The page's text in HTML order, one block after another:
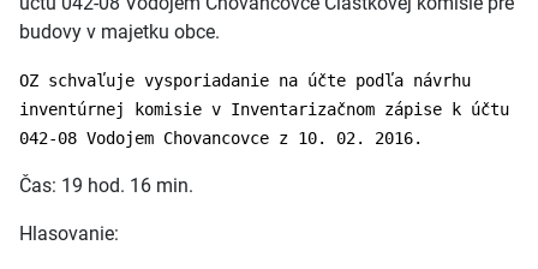
budovy v majetku obce.
OZ schvaľuje vysporiadanie na účte podľa návrhu
inventúrnej komisie v Inventarizačnom zápise k účtu
042-08 Vodojem Chovancovce z 10. 02. 2016.
Čas: 19 hod. 16 min.
Hlasovanie: